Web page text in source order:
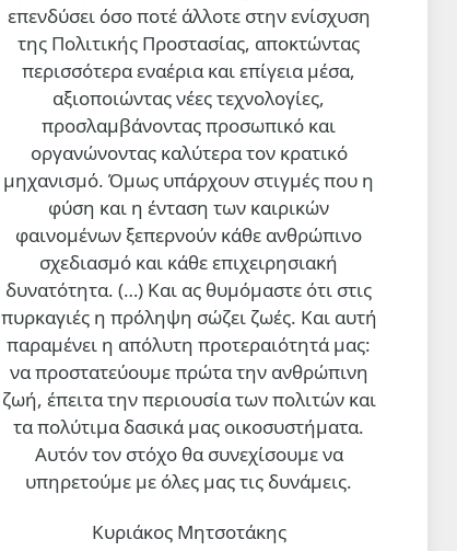
επενδύσει όσο ποτέ άλλοτε στην ενίσχυση
της Πολιτικής Προστασίας, αποκτώντας
περισσότερα εναέρια και επίγεια μέσα,
αξιοποιώντας νέες τεχνολογίες,
προσλαμβάνοντας προσωπικό και
οργανώνοντας καλύτερα τον κρατικό
μηχανισμό. Όμως υπάρχουν στιγμές που η
φύση και η ένταση των καιρικών
φαινομένων ξεπερνούν κάθε ανθρώπινο
σχεδιασμό και κάθε επιχειρησιακή
δυνατότητα. (…) Και ας θυμόμαστε ότι στις
πυρκαγιές η πρόληψη σώζει ζωές. Και αυτή
παραμένει η απόλυτη προτεραιότητά μας:
να προστατεύουμε πρώτα την ανθρώπινη
ζωή, έπειτα την περιουσία των πολιτών και
τα πολύτιμα δασικά μας οικοσυστήματα.
Αυτόν τον στόχο θα συνεχίσουμε να
υπηρετούμε με όλες μας τις δυνάμεις.
Κυριάκος Μητσοτάκης